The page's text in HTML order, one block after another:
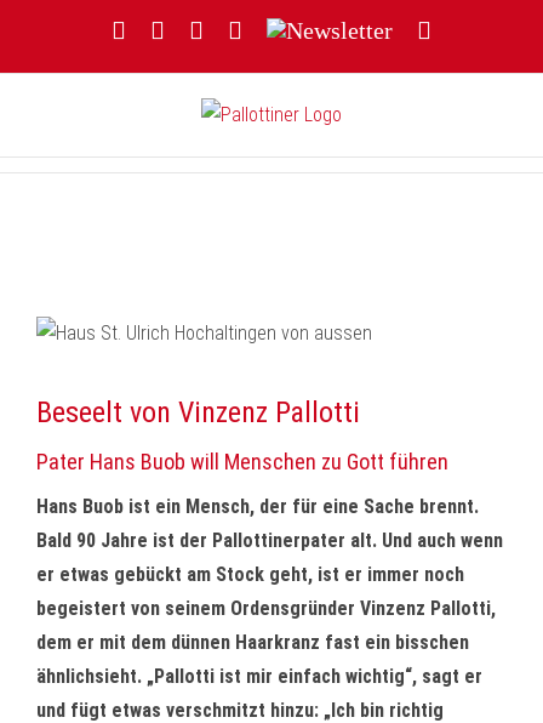
FacebookYouTubeInstagram
Threads
Newsletter
Beseelt von Vinzenz Pallotti
Pater Hans Buob will Menschen zu Gott führen
Hans Buob ist ein Mensch, der für eine Sache brennt.
Bald 90 Jahre ist der Pallottinerpater alt. Und auch wenn
er etwas gebückt am Stock geht, ist er immer noch
begeistert von seinem Ordensgründer Vinzenz Pallotti,
dem er mit dem dünnen Haarkranz fast ein bisschen
ähnlichsieht. „Pallotti ist mir einfach wichtig“, sagt er
und fügt etwas verschmitzt hinzu: „Ich bin richtig